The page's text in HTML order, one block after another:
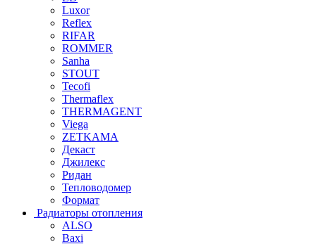
Luxor
Reflex
RIFAR
ROMMER
Sanha
STOUT
Tecofi
Thermaflex
THERMAGENT
Viega
ZETKAMA
Декаст
Джилекс
Ридан
Тепловодомер
Формат
Радиаторы отопления
ALSO
Baxi